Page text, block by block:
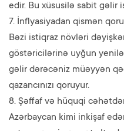
edir. Bu xüsusilə sabit gəlir
7. İnflyasiyadan qismən
Bəzi istiqraz növləri
göstəricilərinə uyğun
gəlir dərəcəniz müəyyən
qazancınızı qoruyur.
8. Şəffaf və hüquqi
Azərbaycan kimi inkişaf